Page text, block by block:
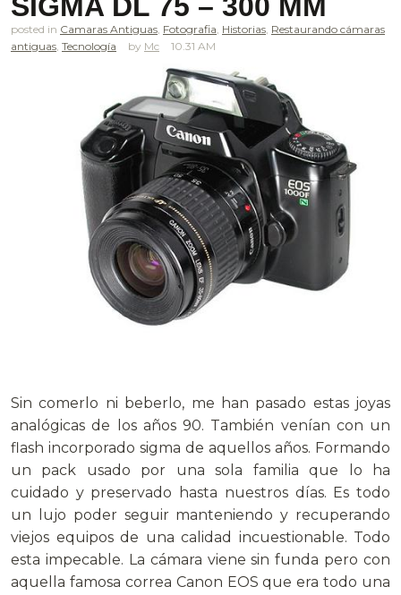
SIGMA DL 75 – 300 MM
posted in Camaras Antiguas, Fotografia, Historias, Restaurando cámaras
antiguas, Tecnología Mc 10.31 AM
Sin comerlo ni beberlo, me han pasado estas joyas
analógicas de los años 90. También venían con un
flash incorporado sigma de aquellos años. Formando
un pack usado por una sola familia que lo ha
cuidado y preservado hasta nuestros días. Es todo
un lujo poder seguir manteniendo y recuperando
viejos equipos de una calidad incuestionable. Todo
esta impecable. La cámara viene sin funda pero con
aquella famosa correa Canon EOS que era todo una